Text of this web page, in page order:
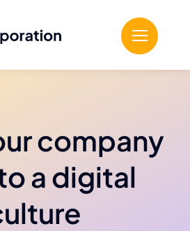
company
a digital